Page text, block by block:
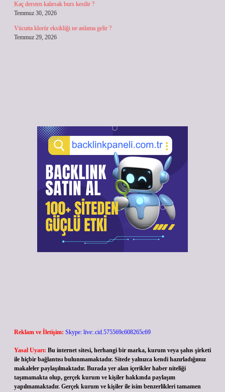
Kaç dersten kalırsak burs kesilir ?
Temmuz 30, 2026
Vücutta klorür eksikliği ne anlama gelir ?
Temmuz 29, 2026
Reklam ve İletişim: Skype: live:.cid.575569c608265c69
Yasal Uyarı: Bu internet sitesi, herhangi bir marka, kurum veya şahıs şirketi
ile hiçbir bağlantısı bulunmamaktadır. Sitede yalnızca kendi hazırladığımız
makaleler paylaşılmaktadır. Burada yer alan içerikler haber niteliği
taşımamakta olup, gerçek kurum ve kişiler hakkında paylaşım
yapılmamaktadır. Gerçek kurum ve kişiler ile isim benzerlikleri tamamen